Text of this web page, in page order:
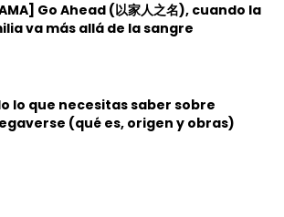
Go Ahead (以家人之名), cuando la
va más allá de la sangre
lo que necesitas saber sobre
(qué es, origen y obras)